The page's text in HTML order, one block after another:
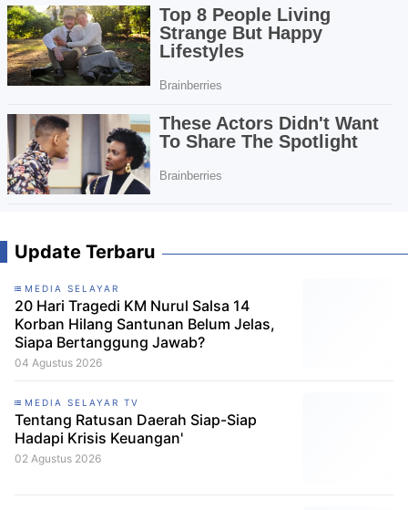
Update Terbaru
MEDIA SELAYAR
20 Hari Tragedi KM Nurul Salsa 14
Korban Hilang Santunan Belum Jelas,
Siapa Bertanggung Jawab?
04 Agustus 2026
MEDIA SELAYAR TV
Tentang Ratusan Daerah Siap-Siap
Hadapi Krisis Keuangan'
02 Agustus 2026